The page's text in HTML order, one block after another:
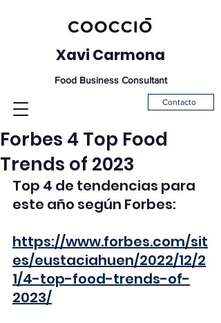
Xavi Carmona
Food Business Consultant
Contacto
Forbes 4 Top Food
Trends of 2023
Top 4 de tendencias para
este año según Forbes:
https://www.forbes.com/sit
es/eustaciahuen/2022/12/2
1/4-top-food-trends-of-
2023/